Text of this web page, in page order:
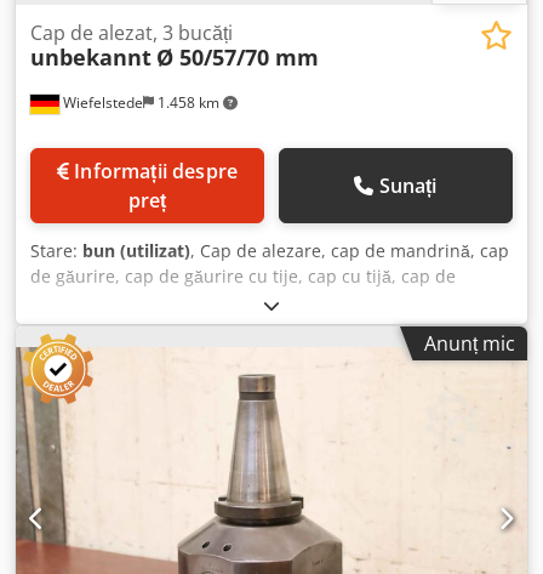
Wiefelstede 1.458 km
Cap de alezat, 3 bucăți
unbekannt Ø 50/57/70 mm
preț
Sunați
Stare: bun (utilizat), Cap de alezare, cap de mandrină, cap
de găurire, cap de găurire cu tije, cap cu tijă, cap de
găurire cu mandrină, cap de lărgire, unealtă cu mandrină -
Unelte cu mandrină: capete de alezare, 3 bucăți -
Dimensiune: Ø 50/57/70 mm -Dimensiuni/Tip: vezi
fotografiile -Livrare/Preț: set complet -Dimensiuni pentru
transport: 180/60/H155 mm -Greutate: 3,3 kg Dcedpfx
Afezta I Ss Aok
Anunț mic